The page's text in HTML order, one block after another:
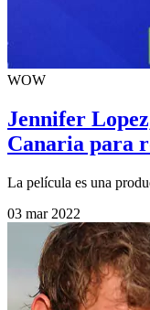
WOW
Jennifer
Canaria para
La película es una
03 mar 2022